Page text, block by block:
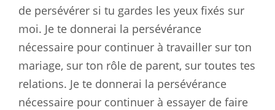
de persévérer si tu gardes les yeux fixés sur
moi. Je te donnerai la persévérance
nécessaire pour continuer à travailler sur ton
mariage, sur ton rôle de parent, sur toutes tes
relations. Je te donnerai la persévérance
nécessaire pour continuer à essayer de faire